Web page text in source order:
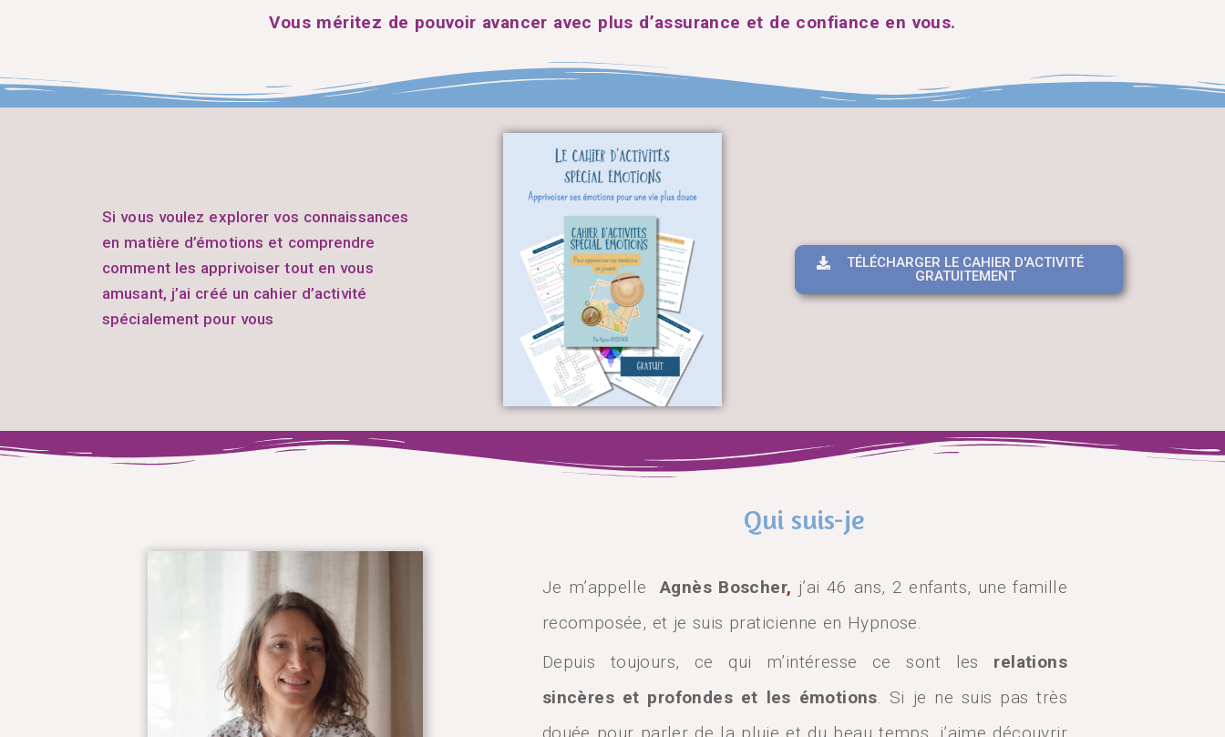
Vous méritez de pouvoir avancer avec plus d’assurance et de confiance en vous.
Si vous voulez explorer vos connaissances
en matière d’émotions et comprendre
comment les apprivoiser tout en vous
amusant, j’ai créé un cahier d’activité
spécialement pour vous
TÉLÉCHARGER LE CAHIER D'ACTIVITÉ
GRATUITEMENT
Qui suis-je
Je m’appelleAgnès Boscher, j’ai 46 ans, 2 enfants, une famille
recomposée, et je suis praticienne en Hypnose.
Depuis toujours, ce qui m’intéresse ce sont les relations
sincères et profondes et les émotions. Si je ne suis pas très